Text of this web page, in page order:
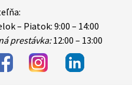
– Piatok: 9:00 – 14:00
prestávka:12:00 – 13:00